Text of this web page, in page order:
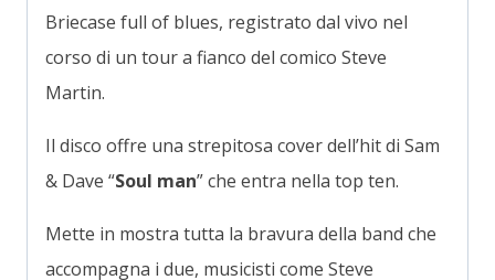
Briecase full of blues, registrato dal vivo nel
corso di un tour a fianco del comico Steve
Martin.
Il disco offre una strepitosa cover dell’hit di Sam
& Dave “Soul man” che entra nella top ten.
Mette in mostra tutta la bravura della band che
accompagna i due, musicisti come Steve